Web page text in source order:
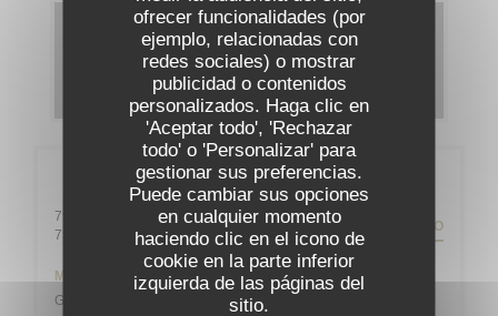
ofrecer funcionalidades (por
ejemplo, relacionadas con
redes sociales) o mostrar
publicidad o contenidos
personalizados. Haga clic en
'Aceptar todo', 'Rechazar
todo' o 'Personalizar' para
gestionar sus preferencias.
Puede cambiar sus opciones
en cualquier momento
haciendo clic en el icono de
cookie en la parte inferior
izquierda de las páginas del
sitio.
Carta
DESCUBRIR NUESTRA CARTA
Información general
79 rue Daguerre - 01 43 21 92 29
75014 Paris
((abre en una nueva ventana))
ITINERARIO
Metro
Gaîté